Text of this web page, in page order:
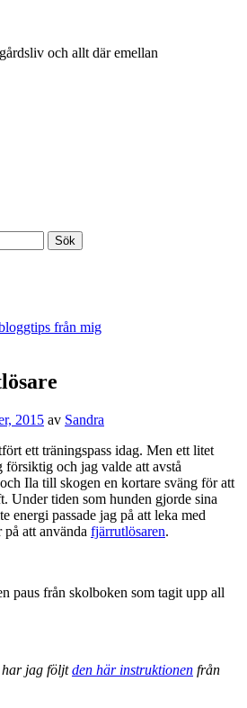
och allt där emellan
från mig
2015 av Sandra
ett träningspass idag. Men ett litet
och jag valde att avstå
Ila till skogen en kortare sväng för att
Under tiden som hunden gjorde sina
energi passade jag på att leka med
att använda fjärrutlösaren.
paus från skolboken som tagit upp all
har jag följtden här instruktionen från